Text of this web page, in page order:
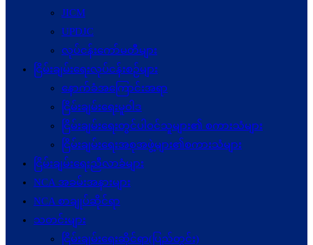
JICM
UPDJC
လုပ်ငန်းကော်မတီများ
ငြိမ်းချမ်းရေးလုပ်ငန်းစဉ်များ
နောက်ခံအကြောင်းအရာ
ငြိမ်းချမ်းရေးမူဝါဒ
ငြိမ်းချမ်းရေးတွင်ပါဝင်သူများ၏ စကားသံများ
ငြိမ်းချမ်းရေးအစုအဖွဲ့များ၏စကားသံများ
ငြိမ်းချမ်းရေးညီလာခံများ
NCA အခမ်းအနားများ
NCA စာချုပ်ဆိုင်ရာ
သတင်းများ
ငြိမ်းချမ်းရေးဆိုင်ရာ(ပြည်တွင်း)